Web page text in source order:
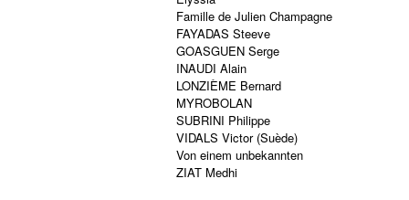
Famille de Julien Champagne
FAYADAS Steeve
GOASGUEN Serge
INAUDI Alain
LONZIÈME Bernard
MYROBOLAN
SUBRINI Philippe
VIDALS Victor (Suède)
Von einem unbekannten
ZIAT Medhi